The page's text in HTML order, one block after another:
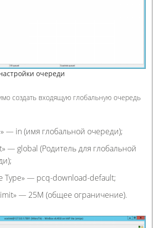
очереди
создать входящую глобальную очередь
— in (имя глобальной очереди);
— global (Родитель для глобальной
Type» — pcq-download-default;
— 25M (общее ограничение).